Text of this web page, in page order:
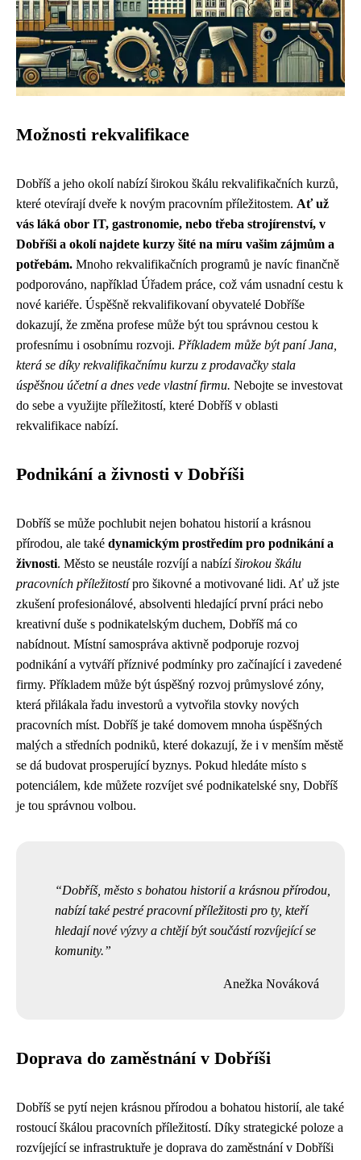
Možnosti rekvalifikace
Dobříš a jeho okolí nabízí širokou škálu rekvalifikačních kurzů,
které otevírají dveře k novým pracovním příležitostem. Ať už
vás láká obor IT, gastronomie, nebo třeba strojírenství, v
Dobříši a okolí najdete kurzy šité na míru vašim zájmům a
potřebám. Mnoho rekvalifikačních programů je navíc finančně
podporováno, například Úřadem práce, což vám usnadní cestu k
nové kariéře. Úspěšně rekvalifikovaní obyvatelé Dobříše
dokazují, že změna profese může být tou správnou cestou k
profesnímu i osobnímu rozvoji. Příkladem může být paní Jana,
která se díky rekvalifikačnímu kurzu z prodavačky stala
úspěšnou účetní a dnes vede vlastní firmu. Nebojte se investovat
do sebe a využijte příležitostí, které Dobříš v oblasti
rekvalifikace nabízí.
Podnikání a živnosti v Dobříši
Dobříš se může pochlubit nejen bohatou historií a krásnou
přírodou, ale také dynamickým prostředím pro podnikání a
živnosti. Město se neustále rozvíjí a nabízíširokou škálu
pracovních příležitostípro šikovné a motivované lidi. Ať už jste
zkušení profesionálové, absolventi hledající první práci nebo
kreativní duše s podnikatelským duchem, Dobříš má co
nabídnout. Místní samospráva aktivně podporuje rozvoj
podnikání a vytváří příznivé podmínky pro začínající i zavedené
firmy. Příkladem může být úspěšný rozvoj průmyslové zóny,
která přilákala řadu investorů a vytvořila stovky nových
pracovních míst. Dobříš je také domovem mnoha úspěšných
malých a středních podniků, které dokazují, že i v menším městě
se dá budovat prosperující byznys. Pokud hledáte místo s
potenciálem, kde můžete rozvíjet své podnikatelské sny, Dobříš
je tou správnou volbou.
Dobříš, město s bohatou historií a krásnou přírodou,
nabízí také pestré pracovní příležitosti pro ty, kteří
hledají nové výzvy a chtějí být součástí rozvíjející se
komunity.
Anežka Nováková
Doprava do zaměstnání v Dobříši
Dobříš se pytí nejen krásnou přírodou a bohatou historií, ale také
rostoucí škálou pracovních příležitostí. Díky strategické poloze a
rozvíjející se infrastruktuře je doprava do zaměstnání v Dobříši